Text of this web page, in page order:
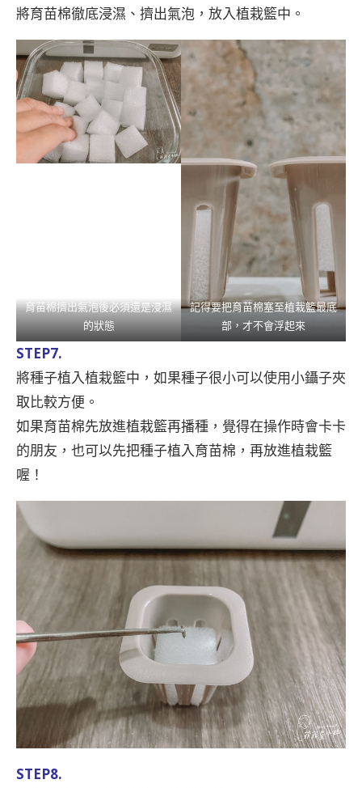
將育苗棉徹底浸濕、擠出氣泡，放入植栽籃中。
育苗棉擠出氣泡後必須還是浸濕
的狀態
記得要把育苗棉塞至植栽籃最底
部，才不會浮起來
STEP7.
將種子植入植栽籃中，如果種子很小可以使用小鑷子夾
取比較方便。
如果育苗棉先放進植栽籃再播種，覺得在操作時會卡卡
的朋友，也可以先把種子植入育苗棉，再放進植栽籃
喔！
STEP8.